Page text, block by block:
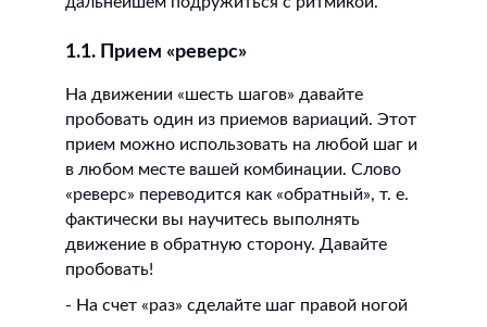
1.1. Прием «реверс»
На движении «шесть шагов» давайте
пробовать один из приемов вариаций. Этот
прием можно использовать на любой шаг и
в любом месте вашей комбинации. Слово
«реверс» переводится как «обратный», т. е.
фактически вы научитесь выполнять
движение в обратную сторону. Давайте
пробовать!
- На счет «раз» сделайте шаг правой ногой